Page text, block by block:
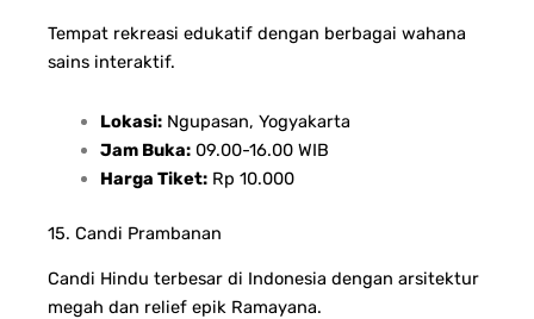
Tempat rekreasi edukatif dengan berbagai wahana
sains interaktif.
Lokasi:Ngupasan, Yogyakarta
Jam Buka:09.00-16.00 WIB
Harga Tiket:Rp 10.000
15. Candi Prambanan
Candi Hindu terbesar di Indonesia dengan arsitektur
megah dan relief epik Ramayana.